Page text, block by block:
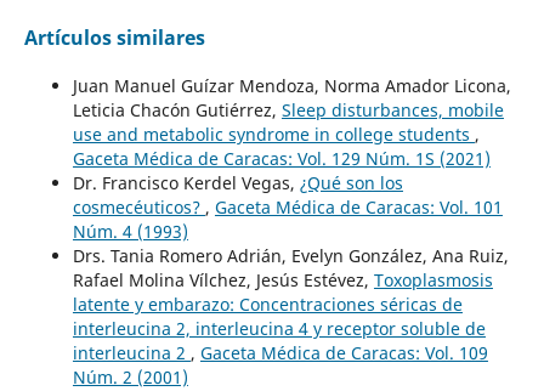
Artículos similares
Juan Manuel Guízar Mendoza, Norma Amador Licona,
Leticia Chacón Gutiérrez, Sleep disturbances, mobile
use and metabolic syndrome in college students ,
Gaceta Médica de Caracas: Vol. 129 Núm. 1S (2021)
Dr. Francisco Kerdel Vegas, ¿Qué son los
cosmecéuticos? , Gaceta Médica de Caracas: Vol. 101
Núm. 4 (1993)
Drs. Tania Romero Adrián, Evelyn González, Ana Ruiz,
Rafael Molina Vílchez, Jesús Estévez, Toxoplasmosis
latente y embarazo: Concentraciones séricas de
interleucina 2, interleucina 4 y receptor soluble de
interleucina 2 , Gaceta Médica de Caracas: Vol. 109
Núm. 2 (2001)